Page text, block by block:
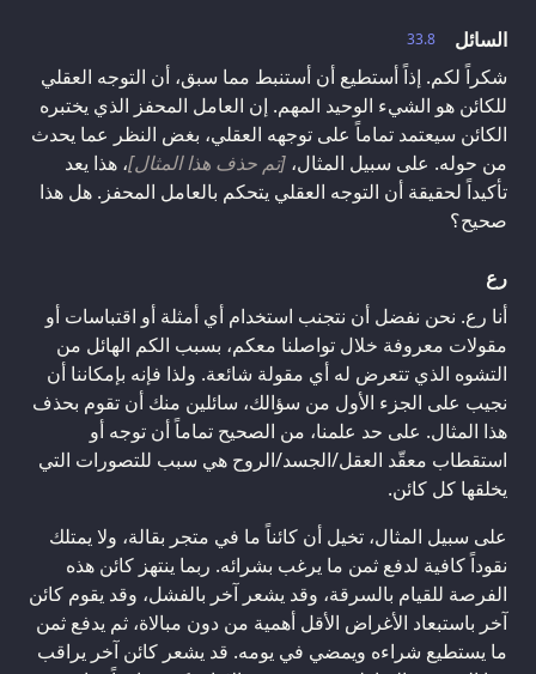
33.8
السائل
شكراً لكم. إذاً أستطيع أن أستنبط مما سبق، أن التوجه العقلي
للكائن هو الشيء الوحيد المهم. إن العامل المحفز الذي يختبره
الكائن سيعتمد تماماً على توجهه العقلي، بغض النظر عما يحدث
من حوله. على سبيل المثال، [تم حذف هذا المثال]، هذا يعد
تأكيداً لحقيقة أن التوجه العقلي يتحكم بالعامل المحفز. هل هذا
صحيح؟
رع
أنا رع. نحن نفضل أن نتجنب استخدام أي أمثلة أو اقتباسات أو
مقولات معروفة خلال تواصلنا معكم، بسبب الكم الهائل من
التشوه الذي تتعرض له أي مقولة شائعة. ولذا فإنه بإمكاننا أن
نجيب على الجزء الأول من سؤالك، سائلين منك أن تقوم بحذف
هذا المثال. على حد علمنا، من الصحيح تماماً أن توجه أو
استقطاب معقّد العقل/الجسد/الروح هي سبب للتصورات التي
يخلقها كل كائن.
على سبيل المثال، تخيل أن كائناً ما في متجر بقالة، ولا يمتلك
نقوداً كافية لدفع ثمن ما يرغب بشرائه. ربما ينتهز كائن هذه
الفرصة للقيام بالسرقة، وقد يشعر آخر بالفشل، وقد يقوم كائن
آخر باستبعاد الأغراض الأقل أهمية من دون مبالاة، ثم يدفع ثمن
ما يستطيع شراءه ويمضي في يومه. قد يشعر كائن آخر يراقب